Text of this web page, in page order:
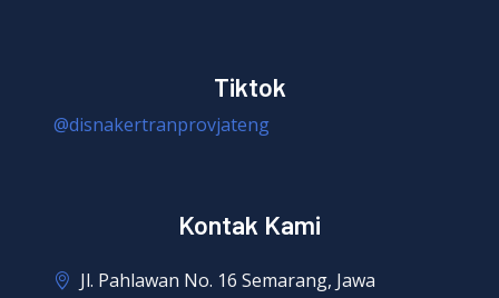
Tiktok
@disnakertranprovjateng
Kontak Kami
Jl. Pahlawan No. 16 Semarang, Jawa